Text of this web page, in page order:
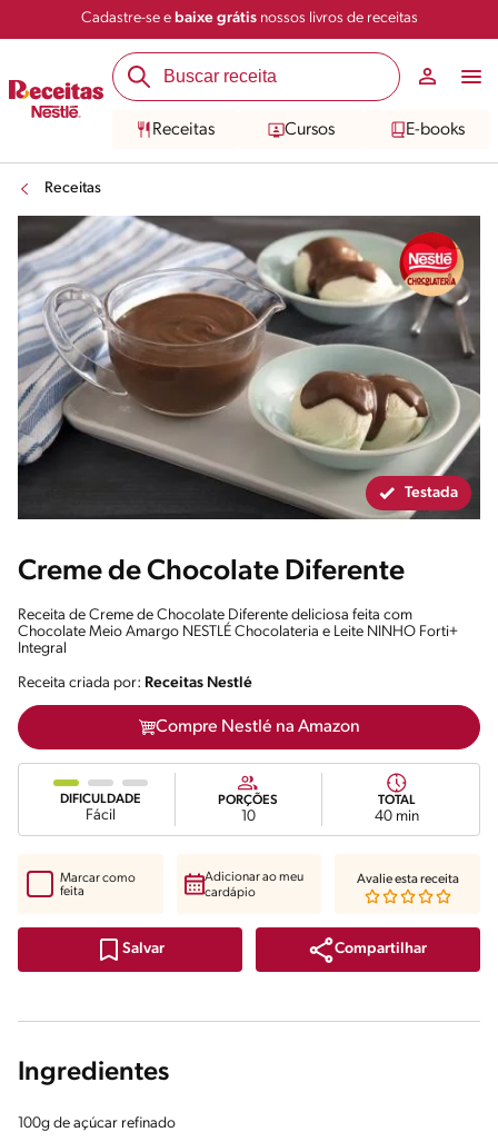
Cadastre-se e baixe grátisnossos livros de receitas
Receitas Cursos E-books
Receitas
Salvar Compartilhar
Testada
Creme de Chocolate Diferente
Receita de Creme de Chocolate Diferente deliciosa feita com
Chocolate Meio Amargo NESTLÉ Chocolateria e Leite NINHO Forti+
Integral
Receita criada por: Receitas Nestlé
Compre Nestlé na Amazon
DIFICULDADE
Fácil
PORÇÕES
10
TOTAL
40 min
Salvar Compartilhar
Marcar como
feita
Adicionar ao meu
cardápio
Avalie esta receita
Ingredientes
100g de açúcar refinado